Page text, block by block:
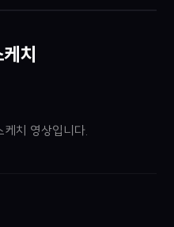
치
치 영상입니다.